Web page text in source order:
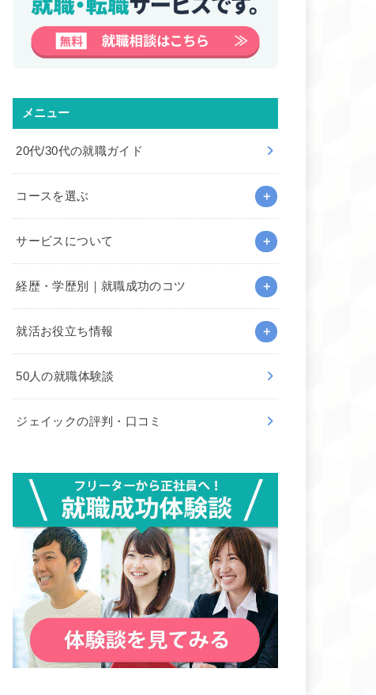
メニュー
20代/30代の就職ガイド
コースを選ぶ
サービスについて
経歴・学歴別｜就職成功のコツ
就活お役立ち情報
50人の就職体験談
ジェイックの評判・口コミ